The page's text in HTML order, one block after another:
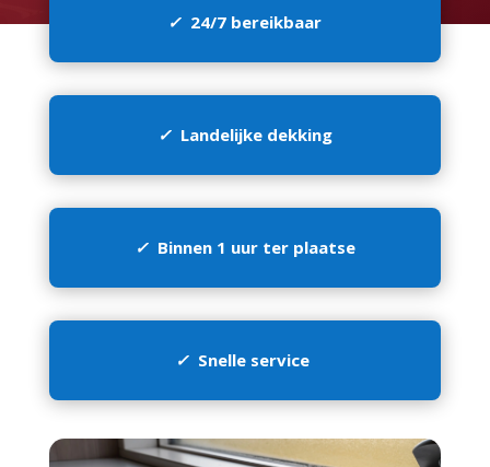
✓ 24/7 bereikbaar
✓ Landelijke dekking
✓Binnen 1 uur ter plaatse
✓ Snelle service